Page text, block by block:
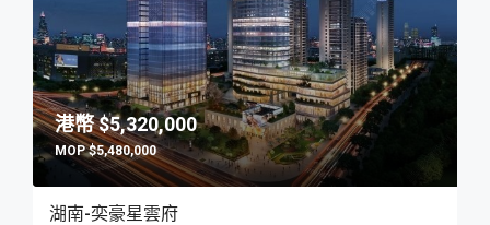
$5,320,000
$5,480,000
湖南-奕豪星雲府